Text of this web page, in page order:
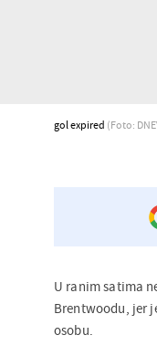
gol expired (Foto:
U ranim satima
Brentwoodu, jer
osobu.